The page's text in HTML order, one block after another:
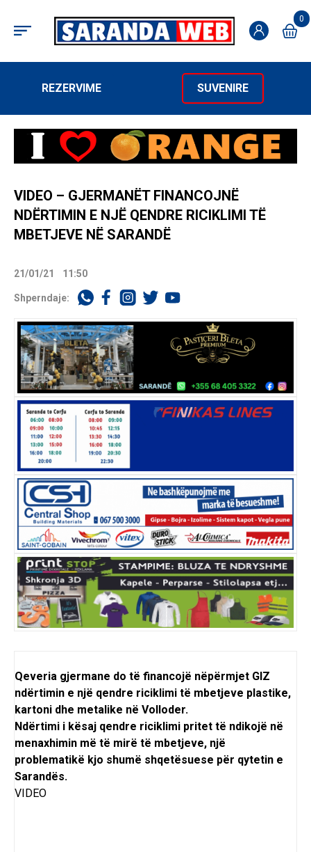
0
REZERVIME SUVENIRE
VIDEO – GJERMANËT FINANCOJNË
NDËRTIMIN E NJË QENDRE RICIKLIMI TË
MBETJEVE NË SARANDË
21/01/21 11:50
Shperndaje:
Qeveria gjermane do të financojë nëpërmjet GIZ
ndërtimin e një qendre riciklimi të mbetjeve plastike,
kartoni dhe metalike në Volloder.
Ndërtimi i kësaj qendre riciklimi pritet të ndikojë në
menaxhimin më të mirë të mbetjeve, një
problematikë kjo shumë shqetësuese për qytetin e
Sarandës.
VIDEO